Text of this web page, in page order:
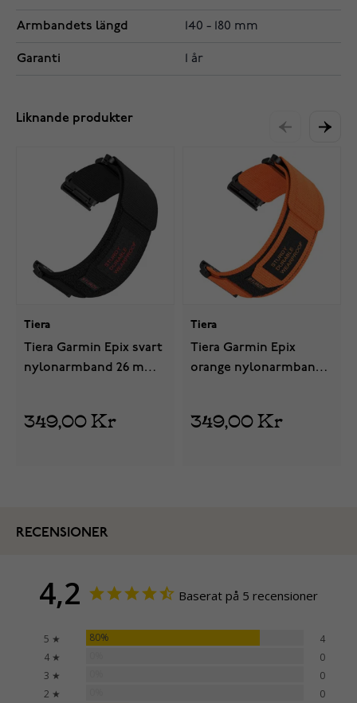
Armbandets längd 140 - 180 mm
Garanti 1 år
Liknande produkter
Tiera
Tiera Garmin Epix svart
nylonarmband 26 mm
349,00 Kr
Tiera
Tiera Garmin Epix
orange nylonarmband
349,00 Kr
RECENSIONER
4,2 Baserat på 5 recensioner
5 ★ 80%
4
4 ★
0
3 ★
0
2 ★
0